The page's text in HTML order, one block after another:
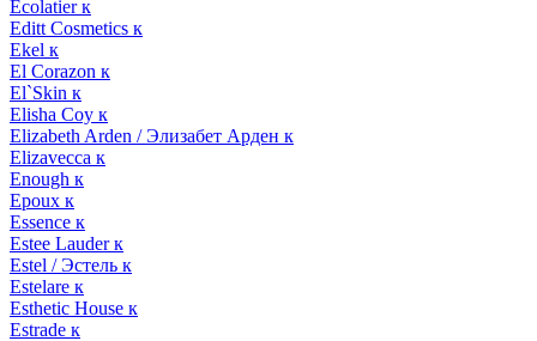
Ecolatier к
Editt Cosmetics к
Ekel к
El Corazon к
El`Skin к
Elisha Coy к
Elizabeth Arden / Элизабет Арден к
Elizavecca к
Enough к
Epoux к
Essence к
Estee Lauder к
Estel / Эстель к
Estelare к
Esthetic House к
Estrade к